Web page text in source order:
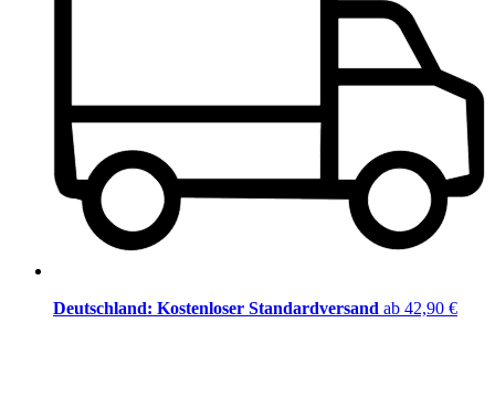
Deutschland: Kostenloser Standardversand ab 42,90 €